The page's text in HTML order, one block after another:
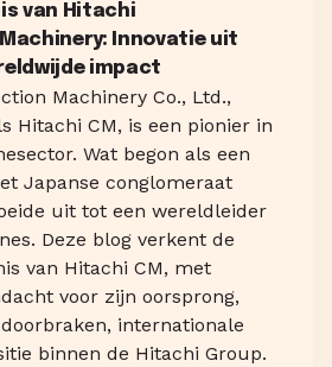
van Hitachi
Innovatie uit
impact
Machinery Co., Ltd.,
Hitachi CM, is een pionier in
Wat begon als een
Japanse conglomeraat
uit tot een wereldleider
Deze blog verkent de
van Hitachi CM, met
voor zijn oorsprong,
internationale
binnen de Hitachi Group.